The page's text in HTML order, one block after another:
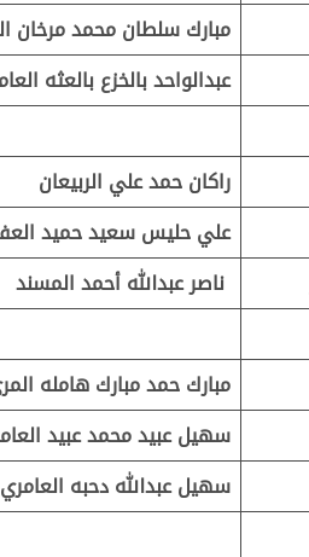
مبارك سلطان محمد مرخان
عبدالواحد بالخزع بالعثه
راكان حمد علي الربيعان
علي حليس سعيد حميد
ناصر عبدالله أحمد المسند
مبارك حمد مبارك هامله
سهيل عبيد محمد عبيد
سهيل عبدالله دحبه العامري